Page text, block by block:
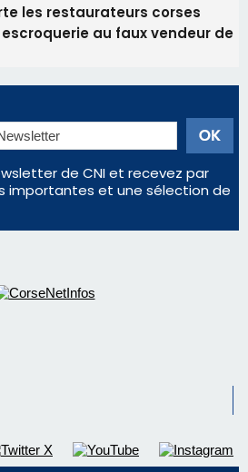
nouvelle Miss Corse 2026
Corse aux premières loges
reviendra pas avant 2081
s'installer en Corse pour
spectacle ?
saison marqué par une
dans les restaurants
les restaurateurs corses
au faux vendeur de